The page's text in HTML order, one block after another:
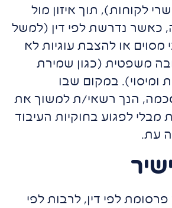
לקוחות), תוך איזון מול
כאשר נדרשת לפי דין (למשל
מסוים או להצבת עוגיות לא
משפטית (כגון שמירת
ומיסוי). במקום שבו
הנך רשאי/ת למשוך את
לפגוע בחוקיות העיבוד
עת.
לפי דין, לרבות לפי